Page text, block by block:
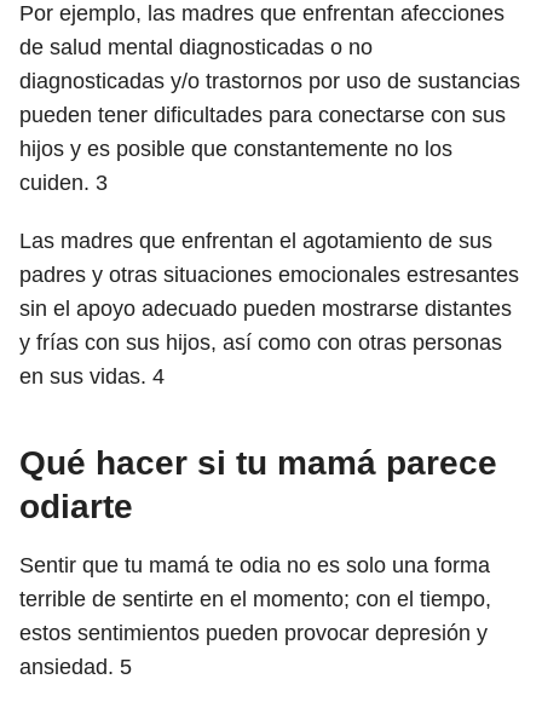
Por ejemplo, las madres que enfrentan afecciones
de salud mental diagnosticadas o no
diagnosticadas y/o trastornos por uso de sustancias
pueden tener dificultades para conectarse con sus
hijos y es posible que constantemente no los
cuiden. 3
Las madres que enfrentan el agotamiento de sus
padres y otras situaciones emocionales estresantes
sin el apoyo adecuado pueden mostrarse distantes
y frías con sus hijos, así como con otras personas
en sus vidas. 4
Qué hacer si tu mamá parece
odiarte
Sentir que tu mamá te odia no es solo una forma
terrible de sentirte en el momento; con el tiempo,
estos sentimientos pueden provocar depresión y
ansiedad. 5